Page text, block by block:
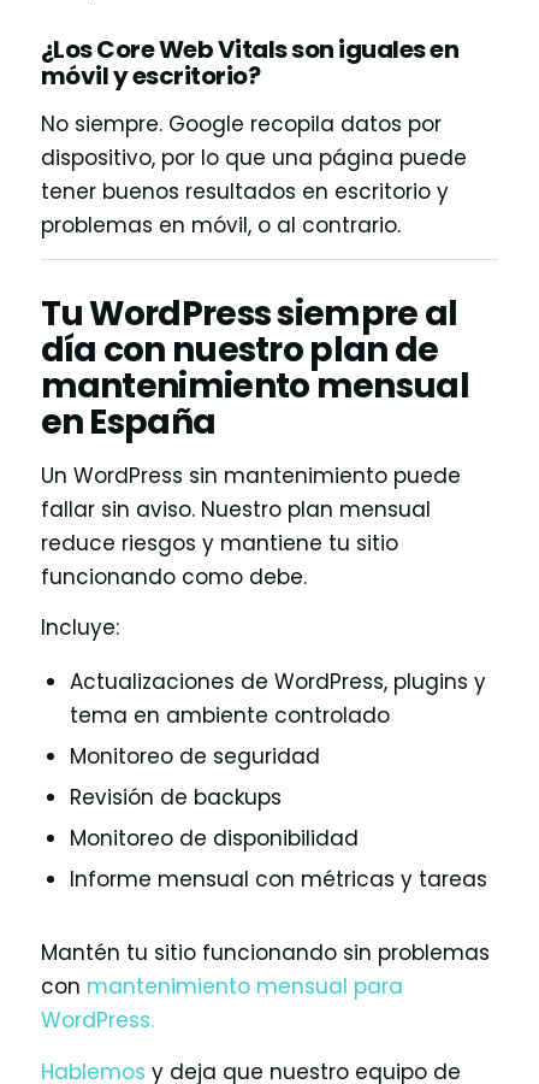
¿Los Core Web Vitals son iguales en
móvil y escritorio?
No siempre. Google recopila datos por
dispositivo, por lo que una página puede
tener buenos resultados en escritorio y
problemas en móvil, o al contrario.
Tu WordPress siempre al
día con nuestro plan de
mantenimiento mensual
en España
Un WordPress sin mantenimiento puede
fallar sin aviso. Nuestro plan mensual
reduce riesgos y mantiene tu sitio
funcionando como debe.
Incluye:
Actualizaciones de WordPress, plugins y
tema en ambiente controlado
Monitoreo de seguridad
Revisión de backups
Monitoreo de disponibilidad
Informe mensual con métricas y tareas
Mantén tu sitio funcionando sin problemas
con mantenimiento mensual para
WordPress.
Hablemos y deja que nuestro equipo de